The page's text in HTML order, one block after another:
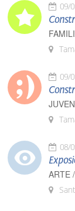
09/
09/
08/
ARTE